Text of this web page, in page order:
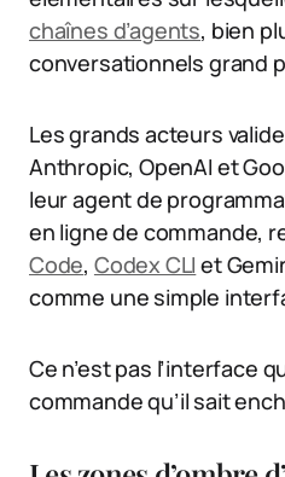
chaînes d’agents, bien
conversationnels grand
Les grands acteurs
Anthropic, OpenAI et
leur agent de
en ligne de commande,
Code, Codex CLI et
comme une simple
Ce n’est pas l’interface
commande qu’il sait